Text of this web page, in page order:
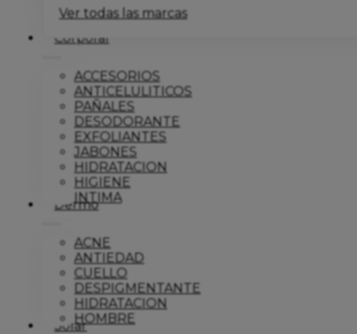
Ver todas las marcas
Corporal
ACCESORIOS
ANTICELULITICOS
PAÑALES
DESODORANTE
EXFOLIANTES
JABONES
HIDRATACION
HIGIENE
INTIMA
Dermo
ACNE
ANTIEDAD
CUELLO
DESPIGMENTANTE
HIDRATACION
HOMBRE
Solar